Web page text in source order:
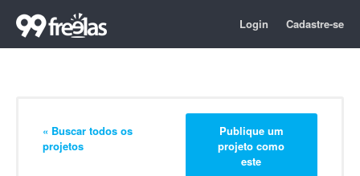
Login Cadastre-se
« Buscar todos os
projetos
Publique um
projeto como
este